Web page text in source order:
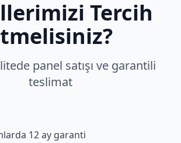
Tercih
panel satışı ve garantili
teslimat
12 ay garanti